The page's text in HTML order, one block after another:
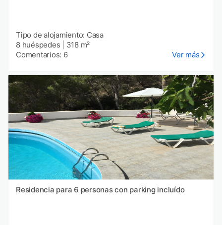
Tipo de alojamiento: Casa
8 huéspedes
318 m²
Comentarios: 6
Ver más
Residencia para 6 personas con parking incluído